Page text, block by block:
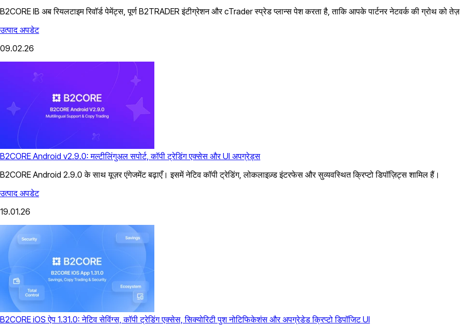
B2CORE IB अब रियलटाइम रिवॉर्ड पेमेंट्स, पूर्ण B2TRADER इंटीग्रेशन और cTrader स्प्रेड प्लान्स पेश करता है, ताकि आपके पार्टनर नेटवर्क की ग्रोथ को
उत्पाद अपडेट
09.02.26
B2CORE Android v2.9.0: मल्टीलिंगुअल सपोर्ट, कॉपी ट्रेडिंग एक्सेस और UI अपग्रेड्स
B2CORE Android 2.9.0 के साथ यूज़र एंगेजमेंट बढ़ाएँ। इसमें नेटिव कॉपी ट्रेडिंग, लोकलाइज़्ड इंटरफेस और सुव्यवस्थित क्रिप्टो डिपॉज़िट्स शामिल हैं।
उत्पाद अपडेट
19.01.26
B2CORE iOS ऐप 1.31.0: नेटिव सेविंग्स, कॉपी ट्रेडिंग एक्सेस, सिक्योरिटी पुश नोटिफिकेशंस और अपग्रेडेड क्रिप्टो डिपॉजिट UI